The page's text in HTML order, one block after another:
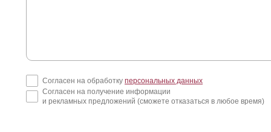
Согласен на обработку персональных данных
Согласен на получение информации
и рекламных предложений (сможете отказаться в любое время)